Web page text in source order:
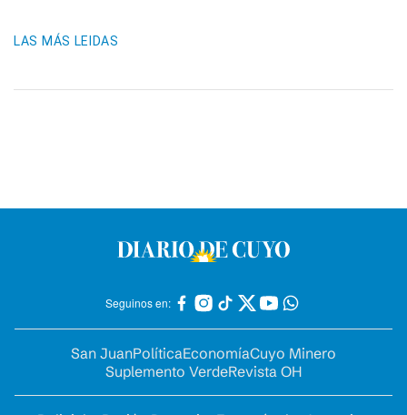
LAS MÁS LEIDAS
Seguinos en:
San JuanPolíticaEconomíaCuyo Minero
Suplemento VerdeRevista OH